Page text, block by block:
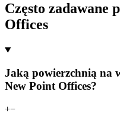
Często zadawane
Offices
Jaką powierzchnią na
New Point Offices?
+−